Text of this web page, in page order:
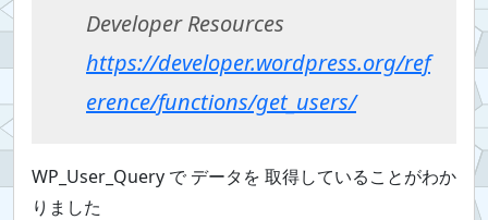
Developer Resources
https://developer.wordpress.org/ref
erence/functions/get_users/
WP_User_Query で データを 取得していることがわか
りました